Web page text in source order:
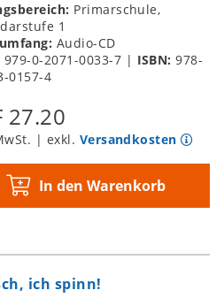
Primarschule,
1
Audio-CD
979-0-2071-0033-7 | ISBN:978-
0157-4
27.20
| exkl. Versandkosten
In den Warenkorb
ich spinn!